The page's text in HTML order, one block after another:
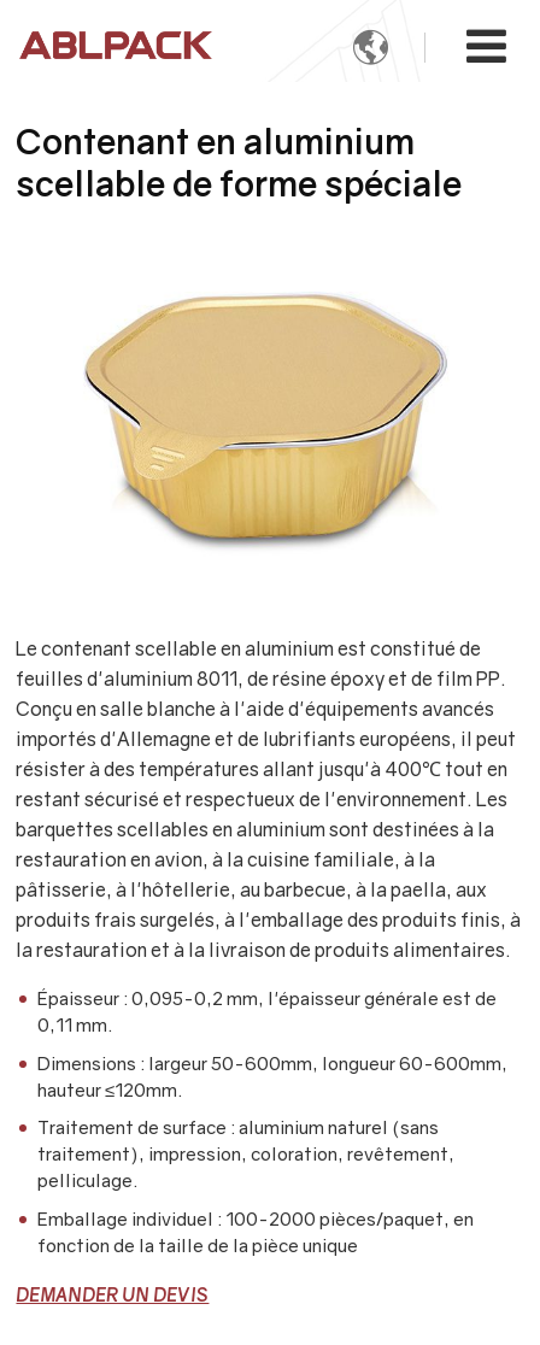

Contenant en aluminium
scellable de forme spéciale
Le contenant scellable en aluminium est constitué de
feuilles d'aluminium 8011, de résine époxy et de film PP.
Conçu en salle blanche à l'aide d'équipements avancés
importés d'Allemagne et de lubrifiants européens, il peut
résister à des températures allant jusqu'à 400℃ tout en
restant sécurisé et respectueux de l'environnement. Les
barquettes scellables en aluminium sont destinées à la
restauration en avion, à la cuisine familiale, à la
pâtisserie, à l'hôtellerie, au barbecue, à la paella, aux
produits frais surgelés, à l'emballage des produits finis, à
la restauration et à la livraison de produits alimentaires.
Épaisseur : 0,095-0,2 mm, l'épaisseur générale est de
0,11 mm.
Dimensions : largeur 50-600mm, longueur 60-600mm,
hauteur ≤120mm.
Traitement de surface : aluminium naturel (sans
traitement), impression, coloration, revêtement,
pelliculage.
Emballage individuel : 100-2000 pièces/paquet, en
fonction de la taille de la pièce unique
DEMANDER UN DEVIS